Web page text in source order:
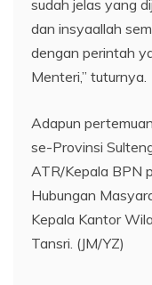
sudah jelas yang
dan insyaallah
dengan perintah
Menteri,” tuturnya.
Adapun
se-Provinsi
ATR/Kepala BPN
Hubungan
Kepala Kantor
Tansri. (JM/YZ)